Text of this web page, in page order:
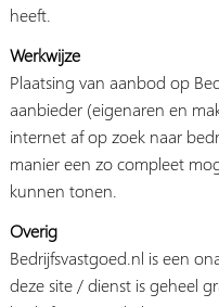
heeft.
Werkwijze
Plaatsing van aanbod op
aanbieder (eigenaren en
internet af op zoek naar
manier een zo compleet
kunnen tonen.
Overig
Bedrijfsvastgoed.nl is een
deze site / dienst is geheel